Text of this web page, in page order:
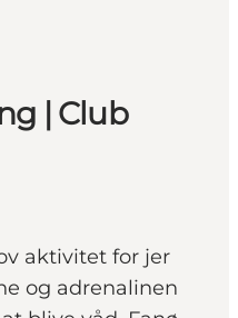
| Club
aktivitet for jer
og adrenalinen